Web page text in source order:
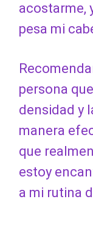
acostarme,
pesa mi
persona
densidad y
manera
que
estoy
a mi rutina